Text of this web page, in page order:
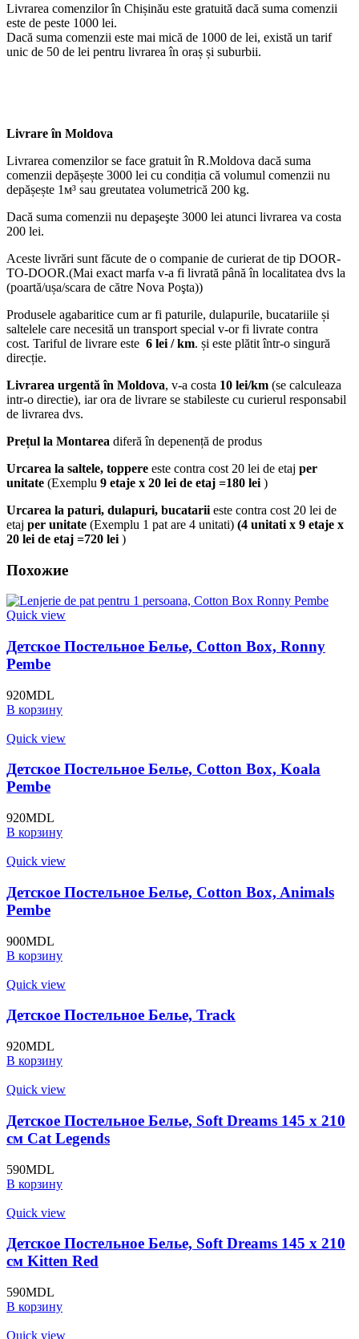
Livrarea comenzilor în Chișinău este gratuită dacă suma comenzii
este de peste 1000 lei.
Dacă suma comenzii este mai mică de 1000 de lei, există un tarif
unic de 50 de lei pentru livrarea în oraș și suburbii.
Livrare în Moldova
Livrarea comenzilor se face gratuit în R.Moldova dacă suma
comenzii depășește 3000 lei cu condiția că volumul comenzii nu
depășește 1м³ sau greutatea volumetrică 200 kg.
Dacă suma comenzii nu depaşeşte 3000 lei atunci livrarea va costa
200 lei.
Aceste livrări sunt făcute de o companie de curierat de tip DOOR-
TO-DOOR.(Mai exact marfa v-a fi livrată până în localitatea dvs la
(poartă/ușa/scara de către Nova Poşta))
Produsele agabaritice cum ar fi paturile, dulapurile, bucatariile și
saltelele care necesită un transport special v-or fi livrate contra
cost. Tariful de livrare este 6 lei / km. și este plătit într-o singură
direcție.
Livrarea urgentă în Moldova, v-a costa 10 lei/km (se calculeaza
intr-o directie), iar ora de livrare se stabileste cu curierul responsabil
de livrarea dvs.
Prețul la Montarea diferă în depenență de produs
Urcarea la saltele, toppere este contra cost 20 lei de etaj per
unitate (Exemplu 9 etaje x 20 lei de etaj =180 lei )
Urcarea la paturi, dulapuri, bucatarii este contra cost 20 lei de
etaj per unitate (Exemplu 1 pat are 4 unitati) (4 unitati x 9 etaje x
20 lei de etaj =720 lei )
Похожие
Quick view
Детское Постельное Белье, Cotton Box, Ronny
Pembe
920MDL
В корзину
Quick view
Детское Постельное Белье, Cotton Box, Koala
Pembe
920MDL
В корзину
Quick view
Детское Постельное Белье, Cotton Box, Animals
Pembe
900MDL
В корзину
Quick view
Детское Постельное Белье, Track
920MDL
В корзину
Quick view
Детское Постельное Белье, Soft Dreams 145 x 210
cм Cat Legends
590MDL
В корзину
Quick view
Детское Постельное Белье, Soft Dreams 145 x 210
cм Kitten Red
590MDL
В корзину
Quick view